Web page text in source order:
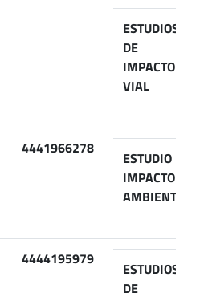
ESTUDIOS
DE
IMPACTO
VIAL
4441966278
ESTUDIO DE
IMPACTO
AMBIENTAL
4444195979
ESTUDIOS
DE